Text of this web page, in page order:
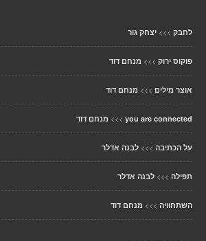
לחבק >>> יצחק גור
פוקוס ירוק >>> מנחם דוד
אוצר מילים >>> מנחם דוד
you are connected
>>> מנחם דוד
על הכתיבה >>> לבנה אדלר
תפילה >>> לבנה אדלר
השתחוויה >>> מנחם דוד